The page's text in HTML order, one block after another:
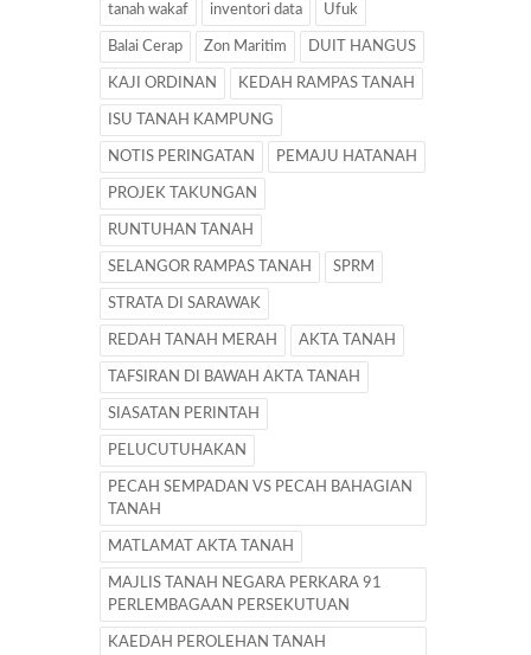
tanah wakaf inventori data Ufuk
Balai Cerap Zon Maritim DUIT HANGUS
KAJI ORDINAN KEDAH RAMPAS TANAH
ISU TANAH KAMPUNG
NOTIS PERINGATAN PEMAJU HATANAH
PROJEK TAKUNGAN
RUNTUHAN TANAH
SELANGOR RAMPAS TANAH SPRM
STRATA DI SARAWAK
REDAH TANAH MERAH AKTA TANAH
TAFSIRAN DI BAWAH AKTA TANAH
SIASATAN PERINTAH
PELUCUTUHAKAN
PECAH SEMPADAN VS PECAH BAHAGIAN
TANAH
MATLAMAT AKTA TANAH
MAJLIS TANAH NEGARA PERKARA 91
PERLEMBAGAAN PERSEKUTUAN
KAEDAH PEROLEHAN TANAH